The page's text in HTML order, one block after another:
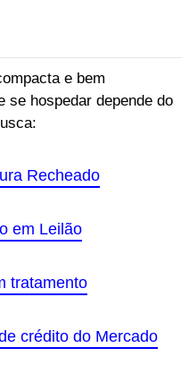
e bem
se hospedar depende do
Recheado
em Leilão
tratamento
crédito do Mercado